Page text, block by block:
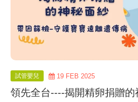
試管嬰兒 19 FEB 2025
領先全台----揭開精卵捐贈的